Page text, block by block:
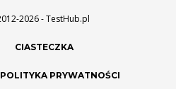
2026 - TestHub.pl
CIASTECZKA
POLITYKA PRYWATNOŚCI